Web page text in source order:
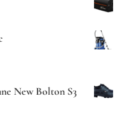
New Bolton S3